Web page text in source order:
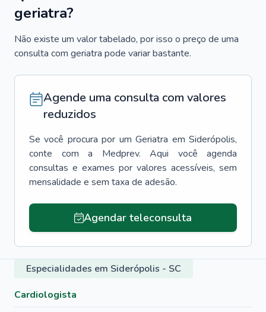
geriatra?
Não existe um valor tabelado, por isso o preço de uma
consulta com geriatra pode variar bastante.
Agende uma consulta com valores
reduzidos
Se você procura por um Geriatra em Siderópolis,
conte com a Medprev. Aqui você agenda
consultas e exames por valores acessíveis, sem
mensalidade e sem taxa de adesão.
Agendar teleconsulta
Especialidades em Siderópolis - SC
Cardiologista